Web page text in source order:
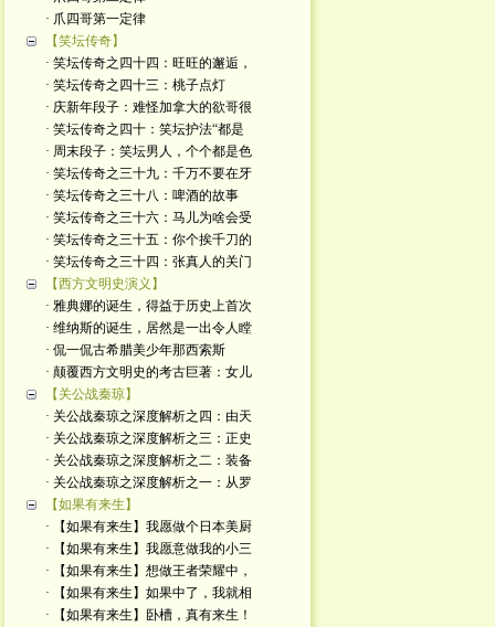
· 爪四哥第一定律
【笑坛传奇】
· 笑坛传奇之四十四：旺旺的邂逅，
· 笑坛传奇之四十三：桃子点灯
· 庆新年段子：难怪加拿大的欲哥很
· 笑坛传奇之四十：笑坛护法“都是
· 周末段子：笑坛男人，个个都是色
· 笑坛传奇之三十九：千万不要在牙
· 笑坛传奇之三十八：啤酒的故事
· 笑坛传奇之三十六：马儿为啥会受
· 笑坛传奇之三十五：你个挨千刀的
· 笑坛传奇之三十四：张真人的关门
【西方文明史演义】
· 雅典娜的诞生，得益于历史上首次
· 维纳斯的诞生，居然是一出令人瞠
· 侃一侃古希腊美少年那西索斯
· 颠覆西方文明史的考古巨著：女儿
【关公战秦琼】
· 关公战秦琼之深度解析之四：由天
· 关公战秦琼之深度解析之三：正史
· 关公战秦琼之深度解析之二：装备
· 关公战秦琼之深度解析之一：从罗
【如果有来生】
· 【如果有来生】我愿做个日本美厨
· 【如果有来生】我愿意做我的小三
· 【如果有来生】想做王者荣耀中，
· 【如果有来生】如果中了，我就相
· 【如果有来生】卧槽，真有来生！